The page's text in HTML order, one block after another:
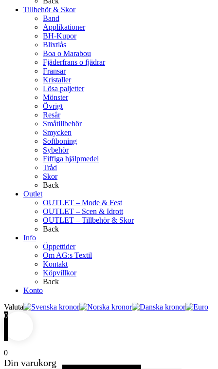
Tillbehör & Skor
Band
Applikationer
BH-Kupor
Blixtlås
Boa o Marabou
Fjäderfrans o fjädrar
Fransar
Kristaller
Lösa paljetter
Mönster
Övrigt
Resår
Småtillbehör
Smycken
Softboning
Sybehör
Fiffiga hjälpmedel
Tråd
Skor
Back
Outlet
OUTLET – Mode & Fest
OUTLET – Scen & Idrott
OUTLET – Tillbehör & Skor
Back
Info
Öppettider
Om AG:s Textil
Kontakt
Köpvillkor
Back
Konto
Valuta
0
0
Din varukorg